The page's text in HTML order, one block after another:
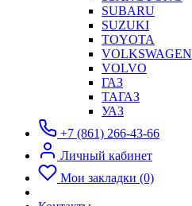
SUBARU
SUZUKI
TOYOTA
VOLKSWAGEN
VOLVO
ГАЗ
ТАГАЗ
УАЗ
+7 (861) 266-43-66
Личный кабинет
Мои закладки (0)